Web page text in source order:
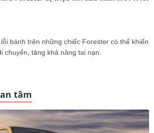
bánh trên những chiếc Forester có thể khiến
chuyển, tăng khả năng tai nạn.
tâm